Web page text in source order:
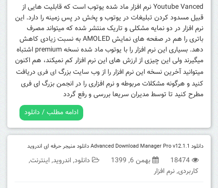
Youtube Vanced نرم افزار ماد شده یوتوب است که قابلیت هایی از
قبیل مسدود کردن تبلیغات در یوتوب و پخش در پس زمینه را دارد. این
نرم افزار در دو نمایه مشکلی و تاریک منتشر شده که میتواند مصرف
باتری را هم در صفحه های نمایش AMOLED به نسبت زیادی کاهش
دهد. بسیاری این نرم افزار را با یوتوب ماد شده نسخه premium اشتباه
میگیرند ولی این چیزی از ارزش های این نرم افزار کم نمیکند، هم اکنون
میتوانید آخرین نسخه این نرم افزار را از وب سایت بزرگ ای فری دریافت
کنید و هرگونه مشکلات مربوطه و نرم افزاری را در انجمن بزرگ ای فری
مطرح کنید تا توسط مدیران سریعا بررسی و رفع گردد
ادامه مطلب / دانلود
دانلود Advanced Download Manager Pro v12.1.1 دانلود منیجر حرفه ای اندروید
18474 بهمن 6, 1399 دانلود,اندروید,اینترنت,
کاربردی,نرم افزار